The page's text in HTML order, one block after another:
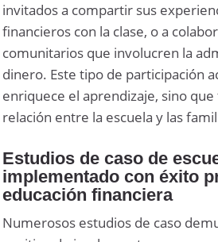
invitados a compartir sus
financieros con la clase, o a
comunitarios que involucren la
dinero. Este tipo de participación
enriquece el aprendizaje, sino
relación entre la escuela y las
Estudios de caso de
implementado con éxito
educación financiera
Numerosos estudios de caso